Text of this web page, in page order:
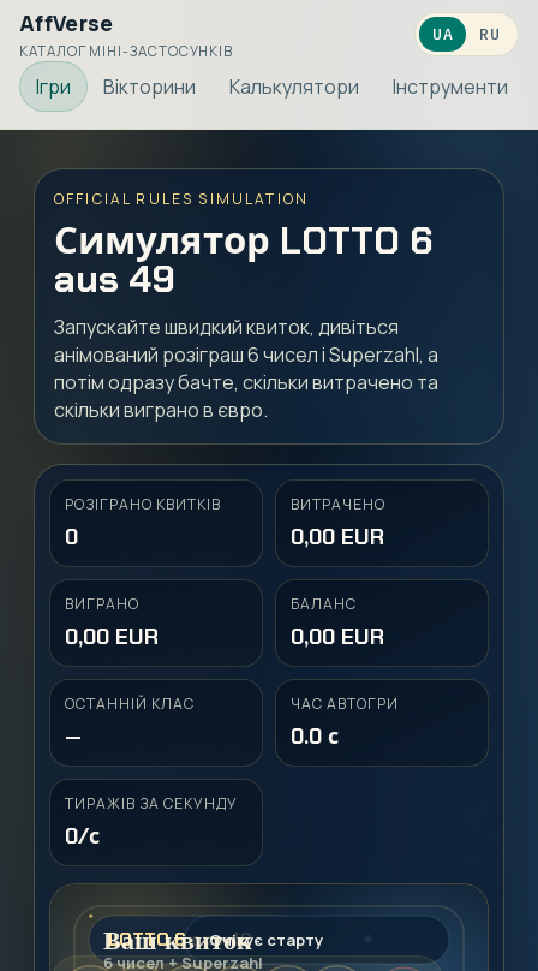
AffVerse
КАТАЛОГ МІНІ-ЗАСТОСУНКІВ
Ігри Вікторини Калькулятори Інструменти
UA RU
OFFICIAL RULES SIMULATION
Симулятор LOTTO 6
aus 49
Запускайте швидкий квиток, дивіться
анімований розіграш 6 чисел і Superzahl, а
потім одразу бачте, скільки витрачено та
скільки виграно в євро.
РОЗІГРАНО КВИТКІВ
0
ВИТРАЧЕНО
0,00 EUR
ВИГРАНО
0,00 EUR
БАЛАНС
0,00 EUR
ОСТАННІЙ КЛАС
—
ЧАС АВТОГРИ
0.0 с
ТИРАЖІВ ЗА СЕКУНДУ
0/с